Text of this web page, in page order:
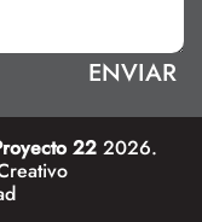
22 2026.